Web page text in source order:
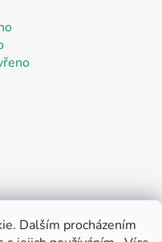
Dalším procházením